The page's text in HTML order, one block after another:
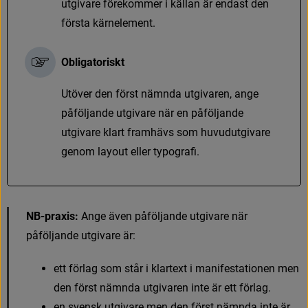
utgivare förekommer i källan är endast den
första kärnelement.
Obligatoriskt
Utöver den först nämnda utgivaren, ange
påföljande utgivare när en påföljande
utgivare klart framhävs som huvudutgivare
genom layout eller typograf.
NB-praxis: Ange även påföljande utgivare när
påföljande utgivare är:
ett förlag som står i klartext i manifestationen men
den först nämnda utgivaren inte är ett förlag.